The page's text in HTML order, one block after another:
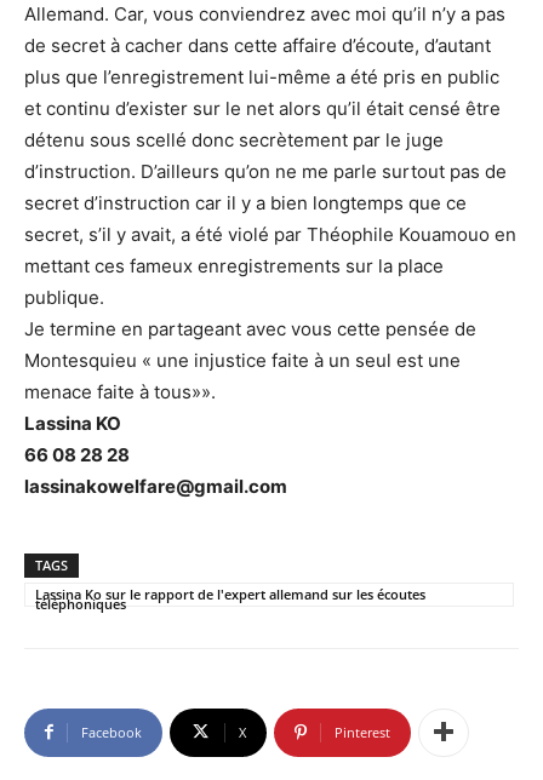
Allemand. Car, vous conviendrez avec moi qu’il n’y a pas
de secret à cacher dans cette affaire d’écoute, d’autant
plus que l’enregistrement lui-même a été pris en public
et continu d’exister sur le net alors qu’il était censé être
détenu sous scellé donc secrètement par le juge
d’instruction. D’ailleurs qu’on ne me parle surtout pas de
secret d’instruction car il y a bien longtemps que ce
secret, s’il y avait, a été violé par Théophile Kouamouo en
mettant ces fameux enregistrements sur la place
publique.
Je termine en partageant avec vous cette pensée de
Montesquieu « une injustice faite à un seul est une
menace faite à tous»».
Lassina KO
66 08 28 28
lassinakowelfare@gmail.com
TAGS
Lassina Ko sur le rapport de l'expert allemand sur les écoutes
téléphoniques
Facebook X Pinterest